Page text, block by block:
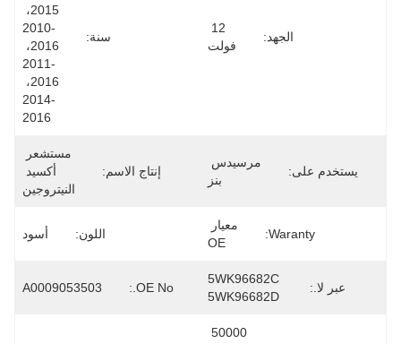
الجهد:
فولت
سنة:
2010-
2011-
2014-
2016
يستخدم على:
بنز
إنتاج الاسم:
النيتروجين
Waranty:
OE
اللون: أسود
عبر لا.:
5WK96682C
5WK96682D
OE No.:
A0009053503